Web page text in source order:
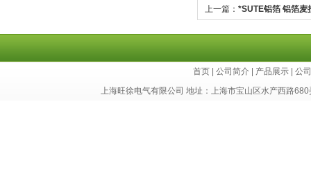
上一篇： *SUTE铝箔 铝箔麦
首页 |公司简介 产品展示 |公
上海旺徐电气有限公司 地址：上海市宝山区水产西路